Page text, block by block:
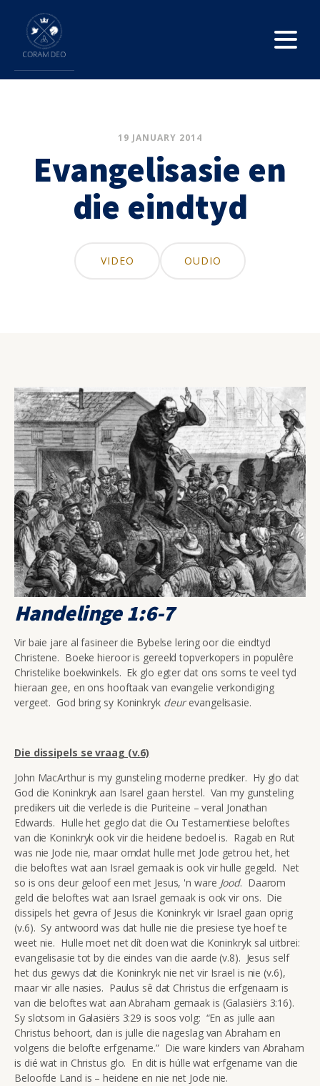
19 JANUARY 2014
Evangelisasie en
die eindtyd
VIDEO OUDIO
Handelinge 1:6-7
Vir baie jare al fasineer die Bybelse lering oor die eindtyd
Christene. Boeke hieroor is gereeld topverkopers in populêre
Christelike boekwinkels. Ek glo egter dat ons soms te veel tyd
hieraan gee, en ons hooftaak van evangelie verkondiging
vergeet. God bring sy Koninkryk deurevangelisasie.
Die dissipels se vraag (v.6)
John MacArthur is my gunsteling moderne prediker. Hy glo dat
God die Koninkryk aan Isarel gaan herstel. Van my gunsteling
predikers uit die verlede is die Puriteine – veral Jonathan
Edwards. Hulle het geglo dat die Ou Testamentiese beloftes
van die Koninkryk ook vir die heidene bedoel is. Ragab en Rut
was nie Jode nie, maar omdat hulle met Jode getrou het, het
die beloftes wat aan Israel gemaak is ook vir hulle gegeld. Net
so is ons deur geloof een met Jesus, 'n ware Jood. Daarom
geld die beloftes wat aan Israel gemaak is ook vir ons. Die
dissipels het gevra of Jesus die Koninkryk vir Israel gaan oprig
(v.6). Sy antwoord was dat hulle nie die presiese tye hoef te
weet nie. Hulle moet net dít doen wat die Koninkryk sal uitbrei:
evangelisasie tot by die eindes van die aarde (v.8). Jesus self
het dus gewys dat die Koninkryk nie net vir Israel is nie (v.6),
maar vir alle nasies. Paulus sê dat Christus die erfgenaam is
van die beloftes wat aan Abraham gemaak is (Galasiërs 3:16).
Sy slotsom in Galasiërs 3:29 is soos volg: “En as julle aan
Christus behoort, dan is julle die nageslag van Abraham en
volgens die belofte erfgename.” Die ware kinders van Abraham
is dié wat in Christus glo. En dit is húlle wat erfgename van die
Beloofde Land is – heidene en nie net Jode nie.